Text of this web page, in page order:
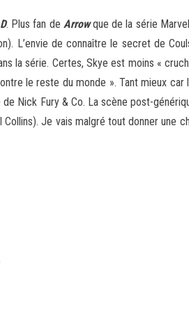
. Plus fan de Arrowque de la série
L’envie de connaître le secret de
la série. Certes, Skye est moins «
le reste du monde ». Tant mieux
Nick Fury & Co. La scène post-
Je vais malgré tout donner une